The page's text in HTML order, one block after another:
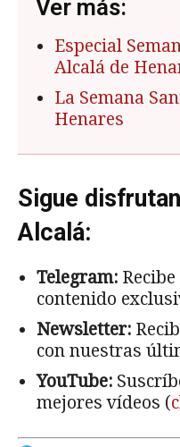
Ver más:
Especial
Alcalá de
La Semana
Henares
Sigue
Alcalá:
Telegram:
contenido
Newsletter:
con nuestras
YouTube:
mejores vídeos (